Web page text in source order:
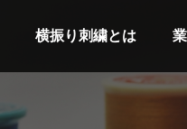
横振り刺繍とは